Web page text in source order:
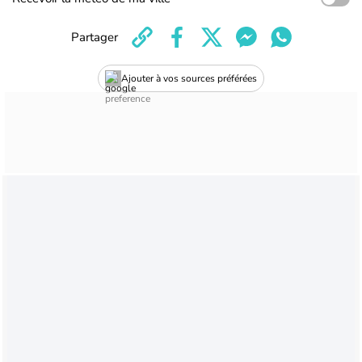
Ajouter à vos sources préférées
Partager